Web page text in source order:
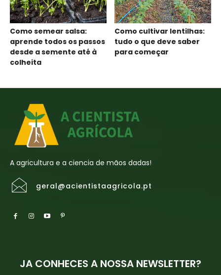
Como semear salsa:
aprende todos os passos
desde a semente até à
colheita
Como cultivar lentilhas:
tudo o que deve saber
para começar
A agricultura e a ciencia de mãos dadas!
geral@acientistaagricola.pt
JA CONHECES A NOSSA NEWSLETTER?